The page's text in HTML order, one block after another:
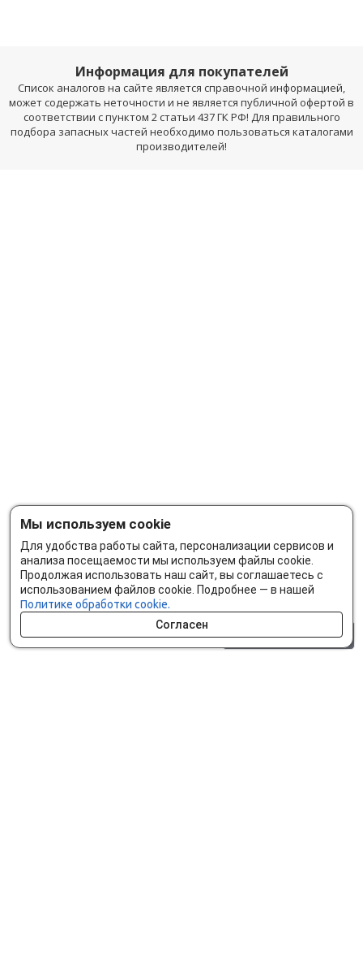
Информация для покупателей
Список аналогов на сайте является справочной информацией,
может содержать неточности и не является публичной офертой в
соответствии с пунктом 2 статьи 437 ГК РФ! Для правильного
подбора запасных частей необходимо пользоваться каталогами
производителей!
Мы используем cookie
Для удобства работы сайта, персонализации сервисов и
анализа посещаемости мы используем файлы cookie.
Продолжая использовать наш сайт, вы соглашаетесь с
использованием файлов cookie. Подробнее — в нашей
Политике обработки cookie.
Согласен